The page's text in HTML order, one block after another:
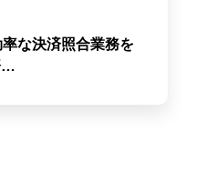
な決済照合業務を
…